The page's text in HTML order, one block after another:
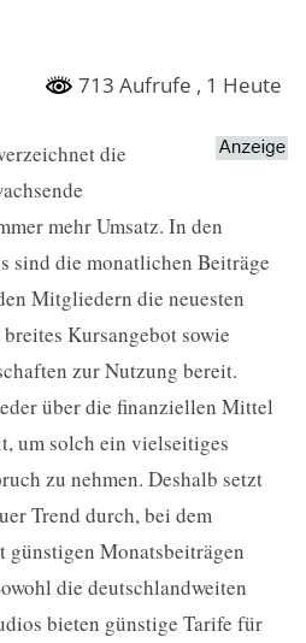
713 Aufrufe , 1 Heute
die
mehr Umsatz. In den
sind die monatlichen Beiträge
Mitgliedern die neuesten
Kursangebot sowie
zur Nutzung bereit.
über die finanziellen Mittel
um solch ein vielseitiges
zu nehmen. Deshalb setzt
Trend durch, bei dem
günstigen Monatsbeiträgen
die deutschlandweiten
bieten günstige Tarife für